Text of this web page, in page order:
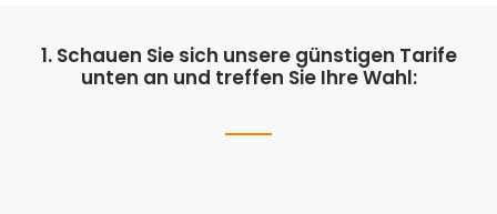
1. Schauen Sie sich unsere günstigen Tarife
unten an und treffen Sie Ihre Wahl: